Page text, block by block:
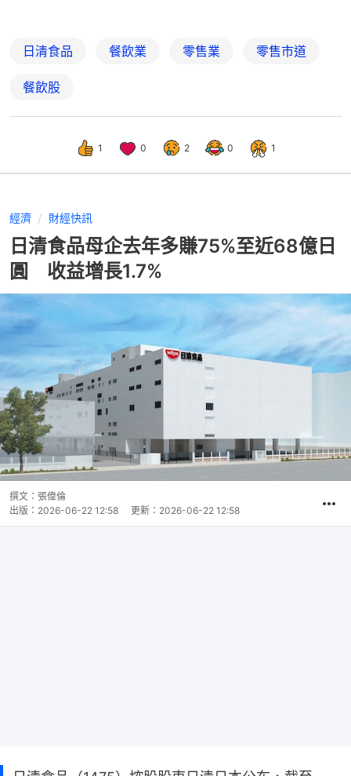
日清食品 餐飲業 零售業 零售市道
餐飲股
1 0 2 0 1
經濟 財經快訊
日清食品母企去年多賺75%至近68億日
圓 收益增長1.7%
撰文： 張偉倫
出版： 2026-06-22 12:58 更新： 2026-06-22 12:58